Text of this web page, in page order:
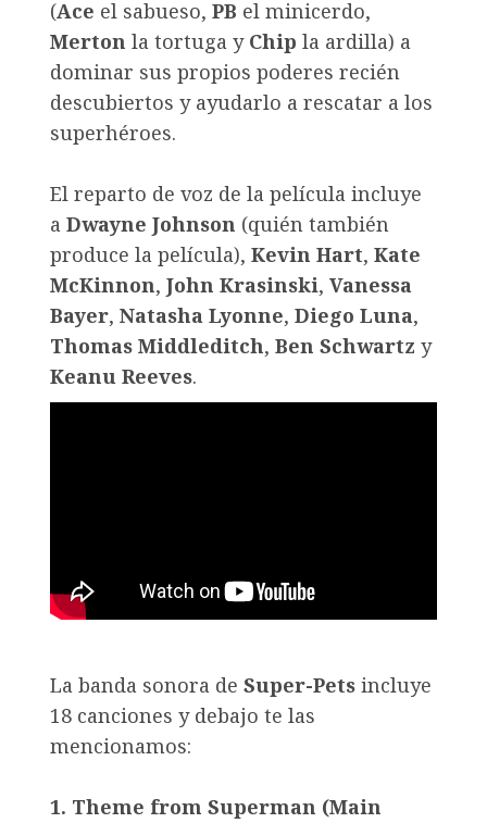
(Ace el sabueso, PB el minicerdo,
Merton la tortuga y Chip la ardilla) a
dominar sus propios poderes recién
descubiertos y ayudarlo a rescatar a los
superhéroes.
El reparto de voz de la película incluye
a Dwayne Johnson (quién también
produce la película), Kevin Hart, Kate
McKinnon, John Krasinski, Vanessa
Bayer, Natasha Lyonne, Diego Luna,
Thomas Middleditch, Ben Schwartz y
Keanu Reeves.
La banda sonora de Super-Pets incluye
18 canciones y debajo te las
mencionamos:
1. Theme from Superman (Main